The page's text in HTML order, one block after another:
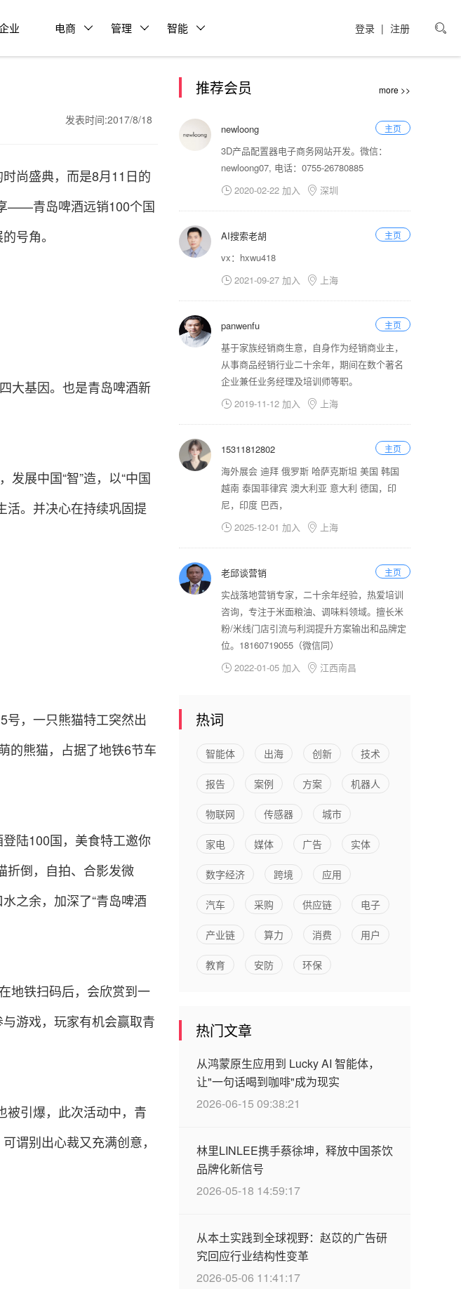

登录 | 注册
业 电商 管理 智能
发表时间:2017/8/18
尚盛典，而是8月11日的
——青岛啤酒远销100个国
号角。
大基因。也是青岛啤酒新
发展中国“智”造，以“中国
活。并决心在持续巩固提
号，一只熊猫特工突然出
的熊猫，占据了地铁6节车
陆100国，美食特工邀你
折倒，自拍、合影发微
之余，加深了“青岛啤酒
地铁扫码后，会欣赏到一
游戏，玩家有机会赢取青
被引爆，此次活动中，青
谓别出心裁又充满创意，
推荐会员 more >>
主页
newloong
3D产品配置器电子商务网站开发。微信：
newloong07, 电话：0755-26780885
 2020-02-22 加入  深圳
主页
AI搜索老胡
vx：hxwu418
 2021-09-27 加入  上海
主页
panwenfu
基于家族经销商生意，自身作为经销商业主，
从事商品经销行业二十余年，期间在数个著名
企业兼任业务经理及培训师等职。
 2019-11-12 加入  上海
主页
15311812802
海外展会 迪拜 俄罗斯 哈萨克斯坦 美国 韩国
越南 泰国菲律宾 澳大利亚 意大利 德国，印
尼，印度 巴西，
 2025-12-01 加入  上海
主页
老邱谈营销
实战落地营销专家，二十余年经验，热爱培训
咨询，专注于米面粮油、调味料领域。擅长米
粉/米线门店引流与利润提升方案输出和品牌定
位。18160719055（微信同）
 2022-01-05 加入  江西南昌
热词
智能体 出海 创新 技术
报告 案例 方案 机器人
物联网 传感器 城市
家电 媒体 广告 实体
数字经济 跨境 应用
汽车 采购 供应链 电子
产业链 算力 消费 用户
教育 安防 环保
热门文章
从鸿蒙原生应用到 Lucky AI 智能体，
让"一句话喝到咖啡"成为现实
2026-06-15 09:38:21
林里LINLEE携手蔡徐坤，释放中国茶饮
品牌化新信号
2026-05-18 14:59:17
从本土实践到全球视野：赵苡的广告研
究回应行业结构性变革
2026-05-06 11:41:17